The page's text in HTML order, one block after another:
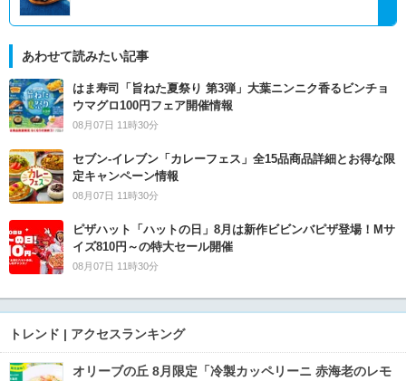
あわせて読みたい記事
はま寿司「旨ねた夏祭り 第3弾」大葉ニンニク香るビンチョ
ウマグロ100円フェア開催情報
08月07日 11時30分
セブン‐イレブン「カレーフェス」全15品商品詳細とお得な限
定キャンペーン情報
08月07日 11時30分
ピザハット「ハットの日」8月は新作ビビンバピザ登場！Mサ
イズ810円～の特大セール開催
08月07日 11時30分
トレンド | アクセスランキング
オリーブの丘 8月限定「冷製カッペリーニ 赤海老のレモ